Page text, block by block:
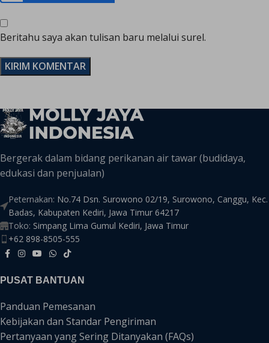
Beritahu saya akan tulisan baru melalui surel.
Bergerak dalam bidang perikanan air tawar (budidaya,
edukasi dan penjualan)
Peternakan: No.74 Dsn. Surowono 02/19, Surowono, Canggu, Kec.
Badas, Kabupaten Kediri, Jawa Timur 64217
Toko: Simpang Lima Gumul Kediri, Jawa Timur
+62 898-8505-555
PUSAT BANTUAN
Panduan Pemesanan
Kebijakan dan Standar Pengiriman
Pertanyaan yang Sering Ditanyakan (FAQs)